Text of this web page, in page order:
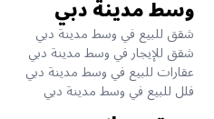
وسط مدينة دبي
شقق للبيع في وسط مدينة دبي
شقق للإيجار في وسط مدينة دبي
عقارات للبيع في وسط مدينة دبي
فلل للبيع في وسط مدينة دبي